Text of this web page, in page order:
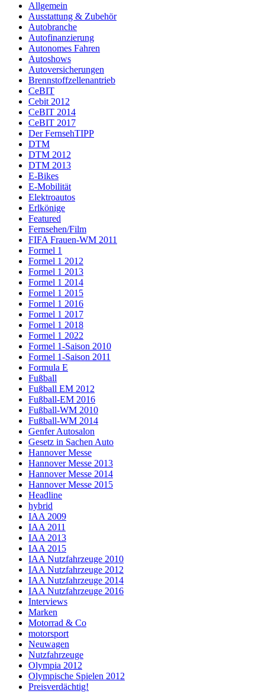
Allgemein
Ausstattung & Zubehör
Autobranche
Autofinanzierung
Autonomes Fahren
Autoshows
Autoversicherungen
Brennstoffzellenantrieb
CeBIT
Cebit 2012
CeBIT 2014
CeBIT 2017
Der FernsehTIPP
DTM
DTM 2012
DTM 2013
E-Bikes
E-Mobilität
Elektroautos
Erlkönige
Featured
Fernsehen/Film
FIFA Frauen-WM 2011
Formel 1
Formel 1 2012
Formel 1 2013
Formel 1 2014
Formel 1 2015
Formel 1 2016
Formel 1 2017
Formel 1 2018
Formel 1 2022
Formel 1-Saison 2010
Formel 1-Saison 2011
Formula E
Fußball
Fußball EM 2012
Fußball-EM 2016
Fußball-WM 2010
Fußball-WM 2014
Genfer Autosalon
Gesetz in Sachen Auto
Hannover Messe
Hannover Messe 2013
Hannover Messe 2014
Hannover Messe 2015
Headline
hybrid
IAA 2009
IAA 2011
IAA 2013
IAA 2015
IAA Nutzfahrzeuge 2010
IAA Nutzfahrzeuge 2012
IAA Nutzfahrzeuge 2014
IAA Nutzfahrzeuge 2016
Interviews
Marken
Motorrad & Co
motorsport
Neuwagen
Nutzfahrzeuge
Olympia 2012
Olympische Spielen 2012
Preisverdächtig!